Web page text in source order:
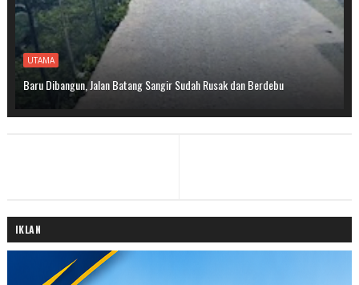
UTAMA
Baru Dibangun, Jalan Batang Sangir Sudah Rusak dan Berdebu
IKLAN